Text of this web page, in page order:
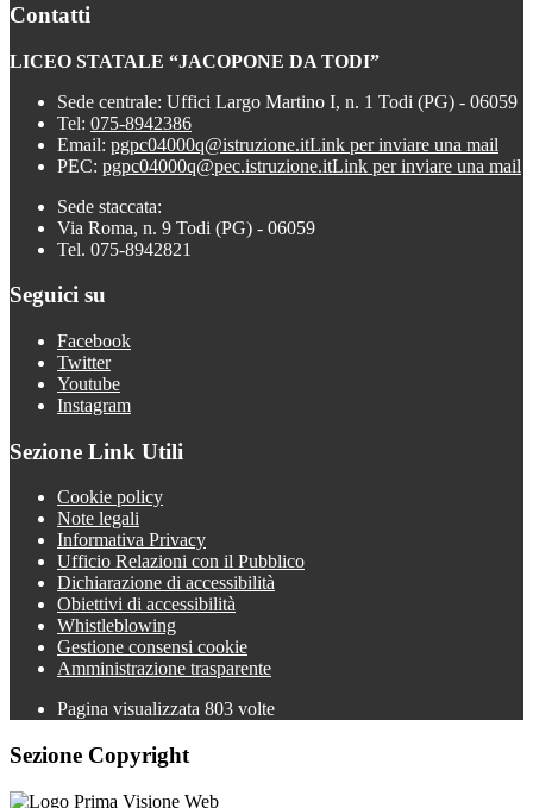
Contatti
LICEO STATALE “JACOPONE DA TODI”
Sede centrale: Uffici Largo Martino I, n. 1 Todi (PG) - 06059
Tel: 075-8942386
Email: pgpc04000q@istruzione.itLink per inviare una mail
PEC: pgpc04000q@pec.istruzione.itLink per inviare una mail
Sede staccata:
Via Roma, n. 9 Todi (PG) - 06059
Tel. 075-8942821
Seguici su
Facebook
Twitter
Youtube
Instagram
Sezione Link Utili
Cookie policy
Note legali
Informativa Privacy
Ufficio Relazioni con il Pubblico
Dichiarazione di accessibilità
Obiettivi di accessibilità
Whistleblowing
Gestione consensi cookie
Amministrazione trasparente
Pagina visualizzata 803 volte
Sezione Copyright